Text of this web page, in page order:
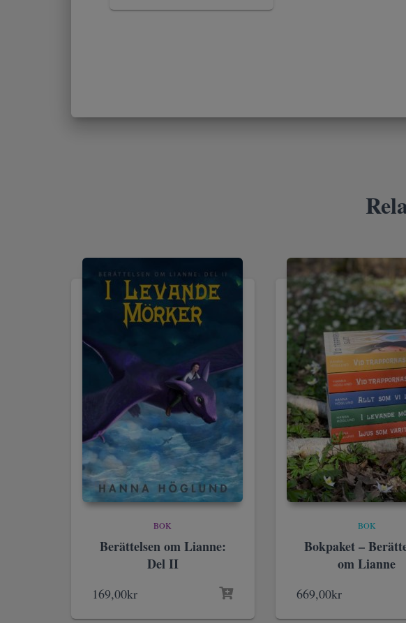
BOK
Berättelsen om Lianne:
Del II
169,00kr
BOK
Bokpaket –
om Lianne
669,00kr